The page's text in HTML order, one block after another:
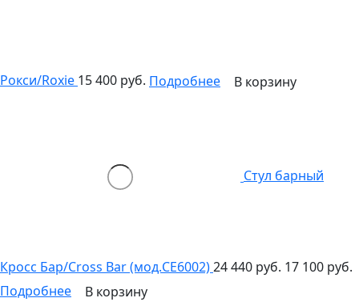
Рокси/Roxie 15 400 руб. Подробнее В корзину
Стул барный
Кросс Бар/Cross Bar (мод.CE6002)24 440 руб. 17 100 руб.
Подробнее
В корзину